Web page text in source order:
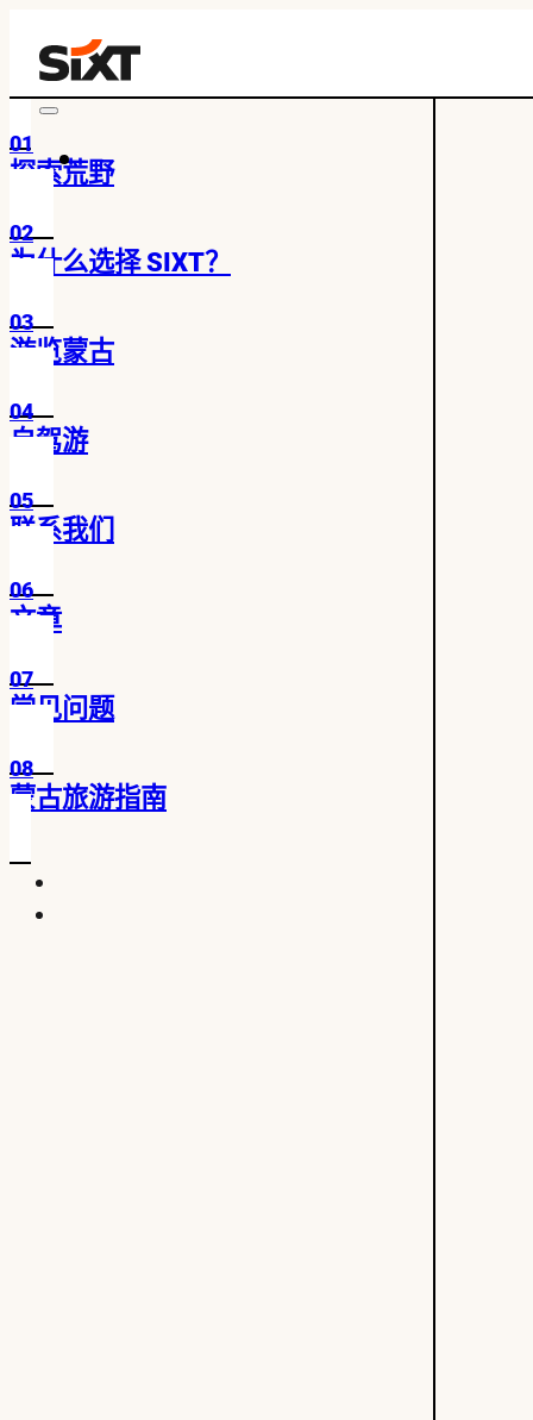
01
探索荒野
02
为什么选择 SIXT？
03
游览蒙古
04
自驾游
05
联系我们
06
文章
07
常见问题
08
蒙古旅游指南